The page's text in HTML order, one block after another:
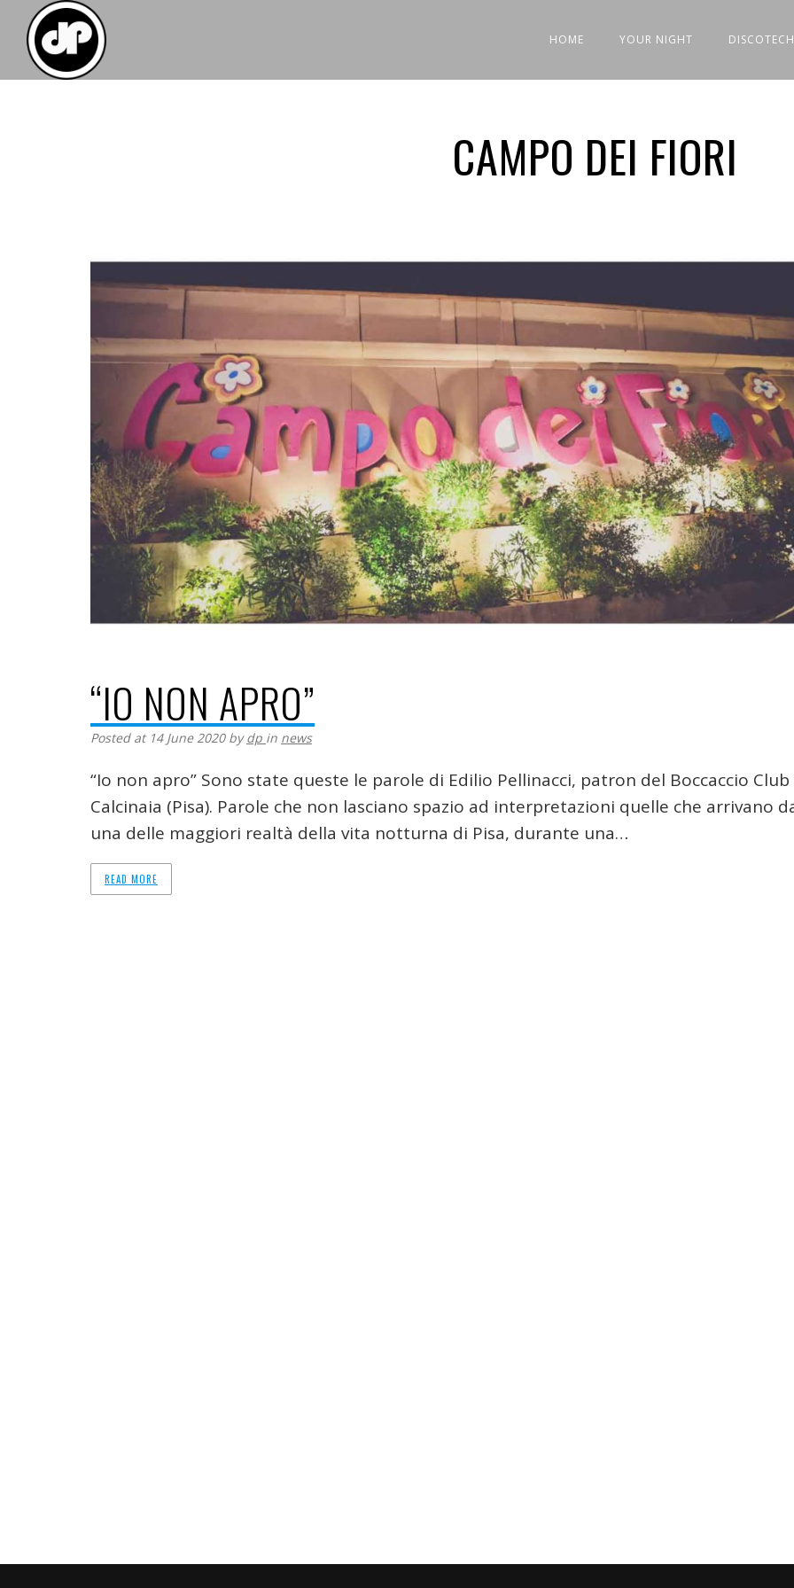
HOME YOUR NIGHT
CAMPO DEI FIORI
“IO NON APRO”
Posted at 14 June 2020 bydp in news
“Io non apro” Sono state queste le parole di Edilio Pellinacci, patron del Boccaccio
Calcinaia (Pisa). Parole che non lasciano spazio ad interpretazioni quelle che arrivano
una delle maggiori realtà della vita notturna di Pisa, durante una…
READ MORE